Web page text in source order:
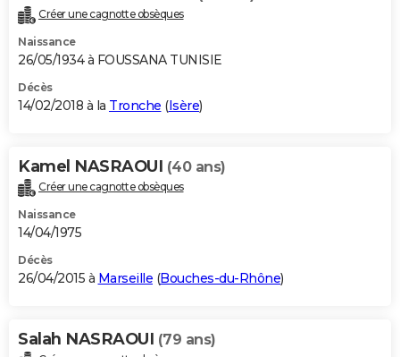
Créer une cagnotte obsèques
Naissance
26/05/1934 à FOUSSANA TUNISIE
Décès
14/02/2018 à la Tronche (Isère)
Kamel NASRAOUI (40 ans)
Créer une cagnotte obsèques
Naissance
14/04/1975
Décès
26/04/2015 à Marseille (Bouches-du-Rhône)
Salah NASRAOUI (79 ans)